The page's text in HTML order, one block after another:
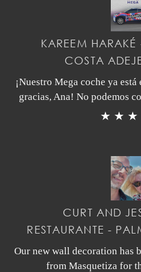
KAREEM
COSTA
¡Nuestro Mega coche ya
gracias, Ana! No podemos
★ ★ ★
CURT AND
RESTAURANTE -
Our new wall decoration has
from Masquetiza for